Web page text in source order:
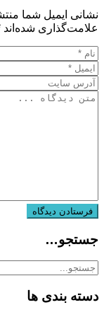
نشانی ایمیل شما
علامت‌گذاری شده‌اند
جستجو…
دسته بندی ها